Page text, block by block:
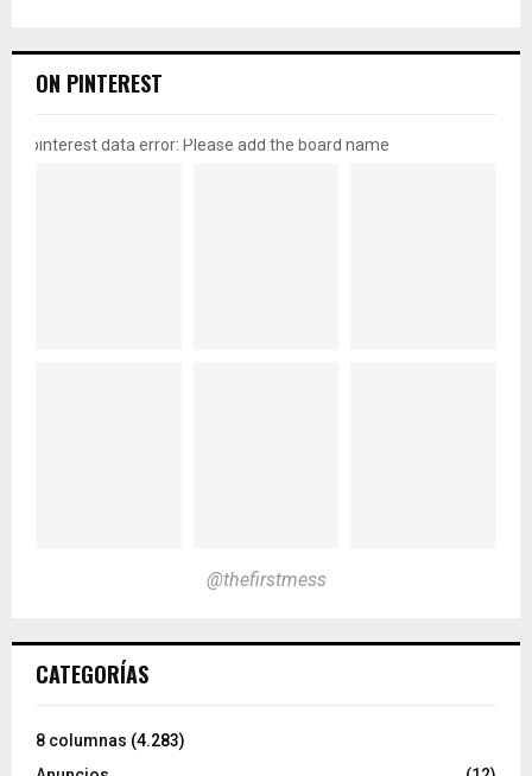
ON PINTEREST
pinterest data error: Please add the board name
@thefirstmess
CATEGORÍAS
8 columnas (4.283)